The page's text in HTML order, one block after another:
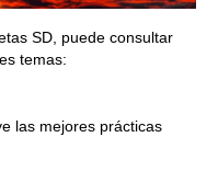
SD, puede consultar
temas:
las mejores prácticas